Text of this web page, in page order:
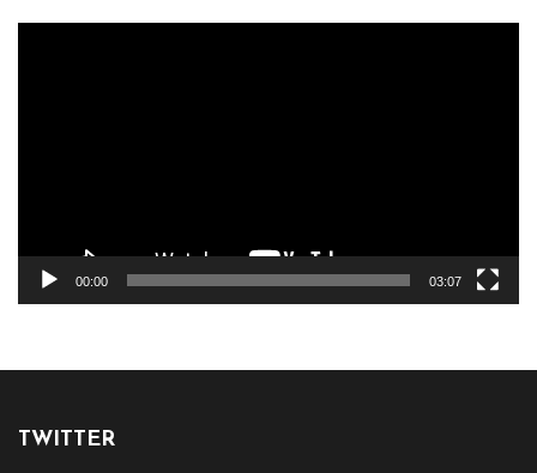
00:00 03:07
TWITTER